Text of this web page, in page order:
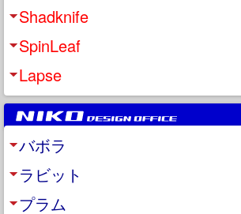
Shadknife
SpinLeaf
Lapse
バボラ
ラビット
プラム